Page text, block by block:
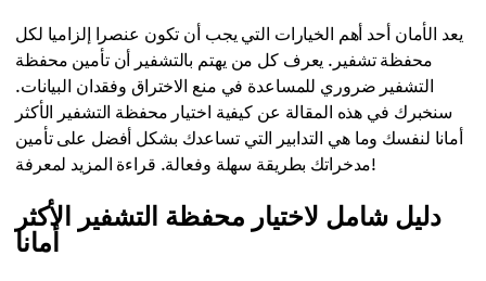
يعد الأمان أحد أهم الخيارات التي يجب أن تكون عنصرا إلزاميا لكل
محفظة تشفير. يعرف كل من يهتم بالتشفير أن تأمين محفظة
التشفير ضروري للمساعدة في منع الاختراق وفقدان البيانات.
سنخبرك في هذه المقالة عن كيفية اختيار محفظة التشفير الأكثر
أمانا لنفسك وما هي التدابير التي تساعدك بشكل أفضل على تأمين
مدخراتك بطريقة سهلة وفعالة. قراءة المزيد لمعرفة!
دليل شامل لاختيار محفظة التشفير الأكثر
أمانا